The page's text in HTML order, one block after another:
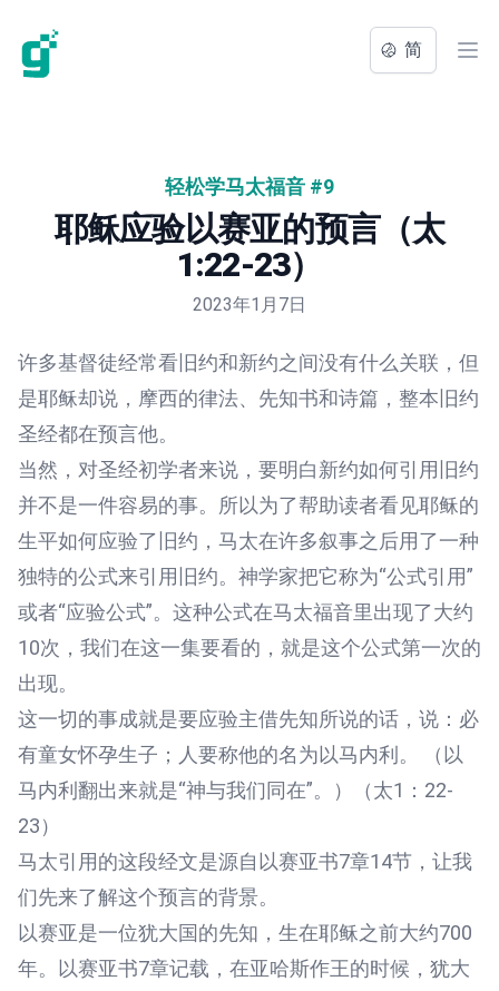
简
轻松学马太福音 #9
耶稣应验以赛亚的预言（太
1:22-23）
2023年1月7日
许多基督徒经常看旧约和新约之间没有什么关联，但
是耶稣却说，摩西的律法、先知书和诗篇，整本旧约
圣经都在预言他。
当然，对圣经初学者来说，要明白新约如何引用旧约
并不是一件容易的事。所以为了帮助读者看见耶稣的
生平如何应验了旧约，马太在许多叙事之后用了一种
独特的公式来引用旧约。神学家把它称为“公式引用”
或者“应验公式”。这种公式在马太福音里出现了大约
10次，我们在这一集要看的，就是这个公式第一次的
出现。
这一切的事成就是要应验主借先知所说的话，说：必
有童女怀孕生子；人要称他的名为以马内利。 （以
马内利翻出来就是“神与我们同在”。）（太1：22-
23）
马太引用的这段经文是源自以赛亚书7章14节，让我
们先来了解这个预言的背景。
以赛亚是一位犹大国的先知，生在耶稣之前大约700
年。以赛亚书7章记载，在亚哈斯作王的时候，犹大